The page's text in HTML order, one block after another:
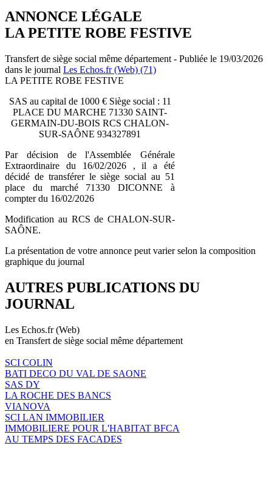
ANNONCE LÉGALE
LA PETITE ROBE FESTIVE
Transfert de siège social même département - Publiée le 19/03/2026
dans le journal Les Echos.fr (Web) (71)
LA PETITE ROBE FESTIVE
SAS au capital de 1000 € Siège social : 11
PLACE DU MARCHE 71330 SAINT-
GERMAIN-DU-BOIS RCS CHALON-
SUR-SAÔNE 934327891
Par décision de l'Assemblée Générale
Extraordinaire du 16/02/2026 , il a été
décidé de transférer le siège social au 51
place du marché 71330 DICONNE à
compter du 16/02/2026
Modification au RCS de CHALON-SUR-
SAÔNE.
La présentation de votre annonce peut varier selon la composition
graphique du journal
AUTRES PUBLICATIONS DU
JOURNAL
Les Echos.fr (Web)
en Transfert de siège social même département
SCI COLIN
BATI DECO DU VAL DE SAONE
SAS DY
LA ROCHE DES BANCS
VIANOVA
SCI LAN IMMOBILIER
IMMOBILIERE POUR L'HABITAT BFCA
AU TEMPS DES FACADES